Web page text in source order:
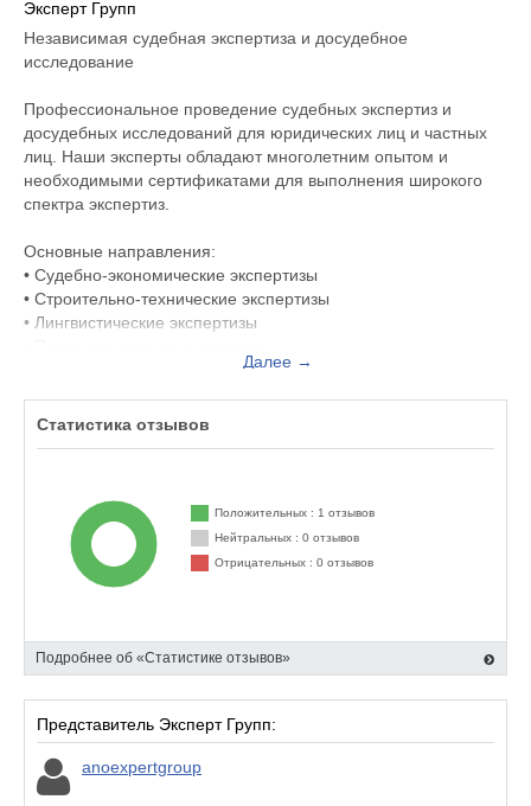
Эксперт Групп
Независимая судебная экспертиза и досудебное
исследование
Профессиональное проведение судебных экспертиз и
досудебных исследований для юридических лиц и частных
лиц. Наши эксперты обладают многолетним опытом и
необходимыми сертификатами для выполнения широкого
спектра экспертиз.
Основные направления:
• Судебно-экономические экспертизы
• Строительно-технические экспертизы
• Лингвистические экспертизы
• Досудебное исследование документов
Преимущества:
✓ Конфиденциальность информации
✓ Заключения соответствуют требованиям судов
Решаемые задачи:
— Анализ документации
— Исследование вещественных доказательств
Экспертные заключения принимаются всеми судебными
инстанциями РФ. Гарантируем профессиональный подход и
обоснованные выводы по каждому исследованию.
Далее →
Статистика отзывов
Положительных : 1 отзывов
Нейтральных : 0 отзывов
Отрицательных : 0 отзывов
Подробнее об «Статистике отзывов»
Представитель Эксперт Групп:
anoexpertgroup